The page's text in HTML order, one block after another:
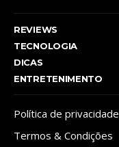
REVIEWS
TECNOLOGIA
DICAS
ENTRETENIMENTO
Política de privacidade
Termos & Condições